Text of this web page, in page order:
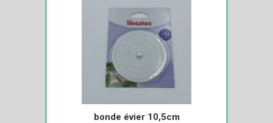
bonde évier 10,5cm